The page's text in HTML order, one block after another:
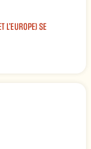
L’EUROPE) SE